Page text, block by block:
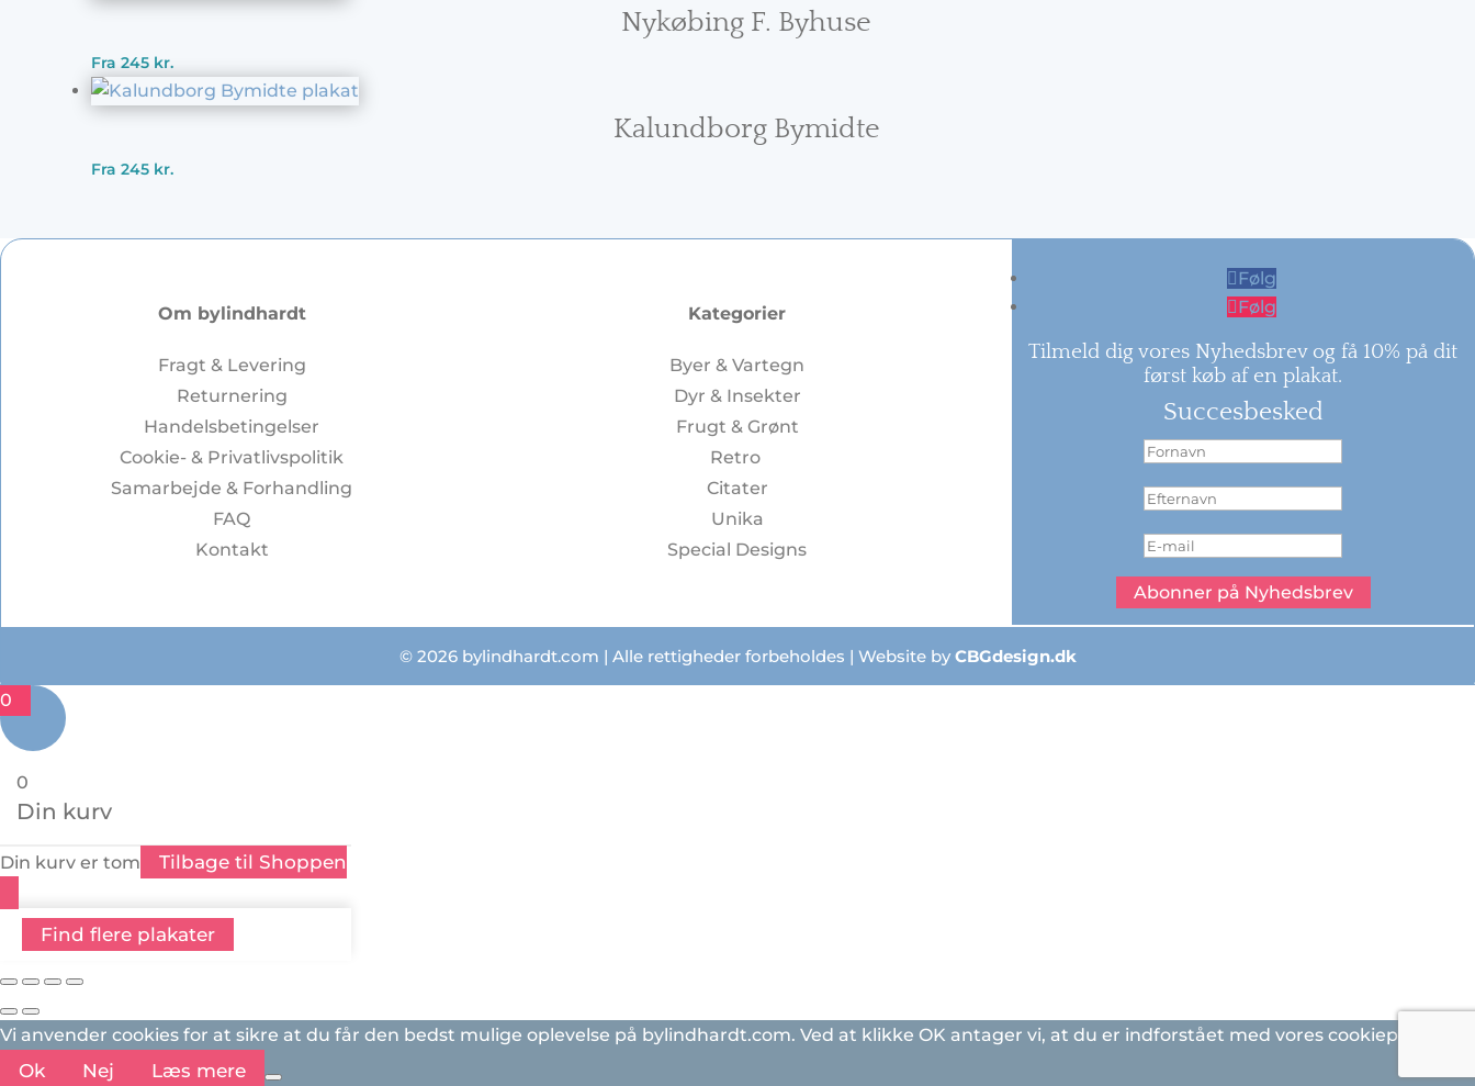
Nykøbing F. Byhuse
Fra245 kr.
Kalundborg Bymidte
Fra245 kr.
Om bylindhardt
Fragt & Levering
Returnering
Handelsbetingelser
Cookie- & Privatlivspolitik
Samarbejde & Forhandling
FAQ
Kontakt
Kategorier
Byer & Vartegn
Dyr & Insekter
Frugt & Grønt
Retro
Citater
Unika
Special Designs
Følg
Følg
Tilmeld dig vores Nyhedsbrev og få 10% på dit
først køb af en plakat.
Succesbesked
Abonner på Nyhedsbrev
© 2026 bylindhardt.com | Alle rettigheder forbeholdes | Website byCBGdesign.dk
0
0
Din kurv
Din kurv er tom Tilbage til Shoppen
Find flere plakater
Vi anvender cookies for at sikre at du får den bedst mulige oplevelse på bylindhardt.com. Ved at klikke OK antager vi, at du er indforstået med vores cookiepolitik.
Ok Nej Læs mere